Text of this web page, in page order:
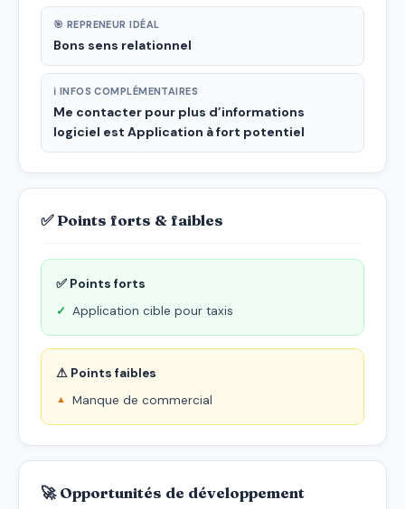
🎯 REPRENEUR IDÉAL
Bons sens relationnel
ℹ INFOS COMPLÉMENTAIRES
Me contacter pour plus d’informations
logiciel est Application à fort potentiel
✅ Points forts & faibles
✅ Points forts
Application cible pour taxis
⚠ Points faibles
Manque de commercial
🚀 Opportunités de développement